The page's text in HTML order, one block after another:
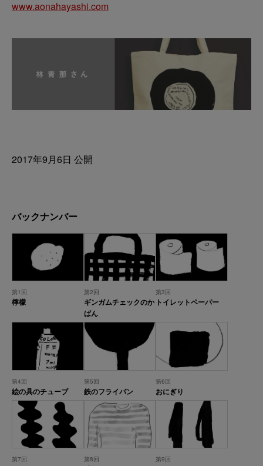
www.aonahayashi.com
2017年9月6日 公開
バックナンバー
第1回
檸檬
第2回
ギンガムチェックのか
ばん
第3回
トイレットペーパー
第4回
絵の具のチューブ
第5回
鉄のフライパン
第6回
おにぎり
第7回 第8回 第9回